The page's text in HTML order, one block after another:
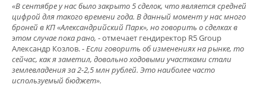
«В сентябре у нас было закрыто 5 сделок, что является средней
цифрой для такого времени года. В данный момент у нас много
броней в КП «Александрийский Парк», но говорить о сделках в
этом случае пока рано, - отмечает гендиректор R5 Group
Александр Козлов. -Если говорить об изменениях на рынке, то
сейчас, как я заметил, довольно ходовыми участками стали
землевладения за 2-2,5 млн рублей. Это наиболее часто
используемый бюджет».